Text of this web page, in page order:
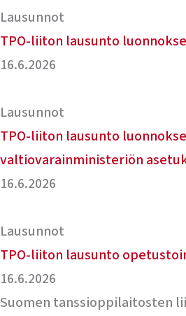
Lausunnot
TPO-liiton lausunto
16.6.2026
Lausunnot
TPO-liiton lausunto
valtiovarainministeriön
16.6.2026
Lausunnot
TPO-liiton lausunto
16.6.2026
Suomen tanssioppilaitosten